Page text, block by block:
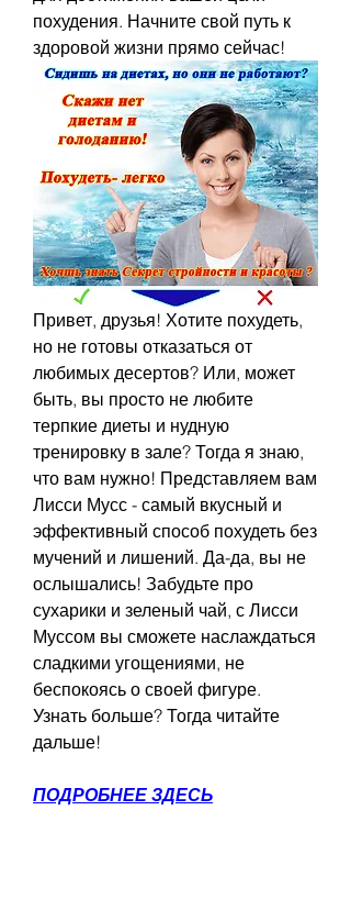
похудения. Начните свой путь к
здоровой жизни прямо сейчас!
Привет, друзья! Хотите похудеть,
но не готовы отказаться от
любимых десертов? Или, может
быть, вы просто не любите
терпкие диеты и нудную
тренировку в зале? Тогда я знаю,
что вам нужно! Представляем вам
Лисси Мусс - самый вкусный и
эффективный способ похудеть без
мучений и лишений. Да-да, вы не
ослышались! Забудьте про
сухарики и зеленый чай, с Лисси
Муссом вы сможете наслаждаться
сладкими угощениями, не
беспокоясь о своей фигуре.
Узнать больше? Тогда читайте
дальше!
ПОДРОБНЕЕ ЗДЕСЬ